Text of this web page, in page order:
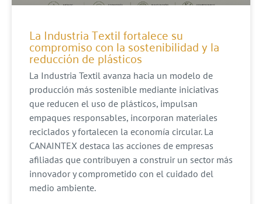
La Industria Textil fortalece su
compromiso con la sostenibilidad y la
reducción de plásticos
La Industria Textil avanza hacia un modelo de
producción más sostenible mediante iniciativas
que reducen el uso de plásticos, impulsan
empaques responsables, incorporan materiales
reciclados y fortalecen la economía circular. La
CANAINTEX destaca las acciones de empresas
afiliadas que contribuyen a construir un sector más
innovador y comprometido con el cuidado del
medio ambiente.